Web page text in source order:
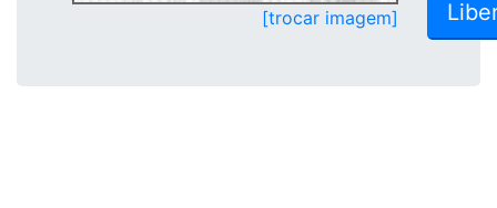
[trocar imagem]